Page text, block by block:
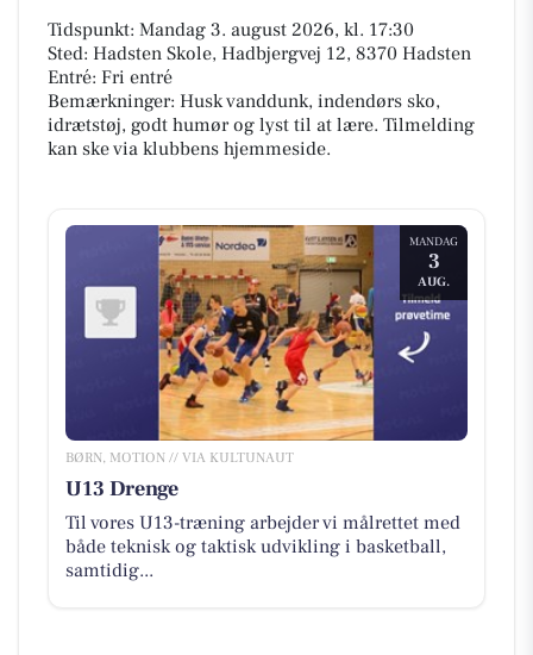
Tidspunkt: Mandag 3. august 2026, kl. 17:30
Sted: Hadsten Skole, Hadbjergvej 12, 8370 Hadsten
Entré: Fri entré
Bemærkninger: Husk vanddunk, indendørs sko,
idrætstøj, godt humør og lyst til at lære. Tilmelding
kan ske via klubbens hjemmeside.
MANDAG
3
AUG.
BØRN, MOTION // VIA KULTUNAUT
U13 Drenge
Til vores U13-træning arbejder vi målrettet med
både teknisk og taktisk udvikling i basketball,
samtidig...